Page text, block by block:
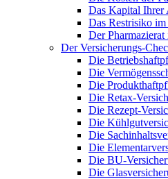
Das Kapital Ihrer
Das Restrisiko
Der Pharmazierat
Der Versicherungs-
Die
Die
Die
Die Retax-
Die Rezept-
Die
Die
Die
Die BU-
Die